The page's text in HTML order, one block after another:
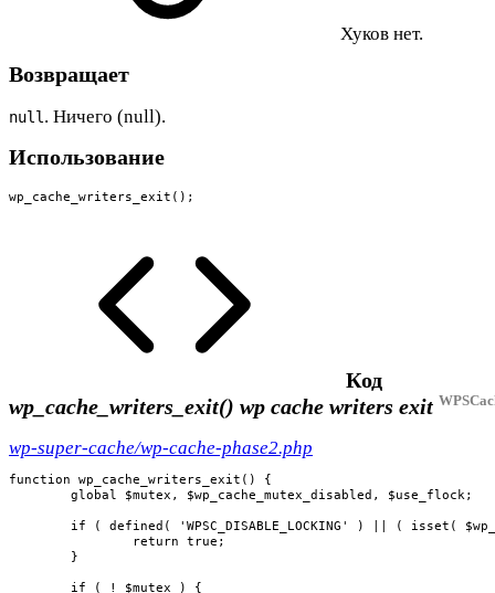
Хуков нет.
Возвращает
null . Ничего (null).
Использование
wp_cache_writers_exit();
Код
wp_cache_writers_exit() wp cache writers exit
wp-super-cache/wp-cache-phase2.php
function wp_cache_writers_exit() {